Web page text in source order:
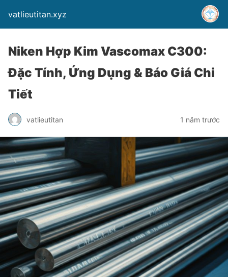
vatlieutitan.xyz
Niken Hợp Kim Vascomax C300:
Đặc Tính, Ứng Dụng & Báo Giá Chi
Tiết
vatlieutitan 1 năm trước